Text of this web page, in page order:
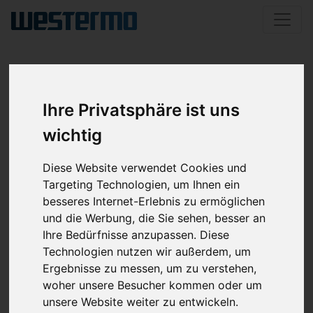
Ihre Privatsphäre ist uns
wichtig
Diese Website verwendet Cookies und
Targeting Technologien, um Ihnen ein
besseres Internet-Erlebnis zu ermöglichen
und die Werbung, die Sie sehen, besser an
Ihre Bedürfnisse anzupassen. Diese
Technologien nutzen wir außerdem, um
Ergebnisse zu messen, um zu verstehen,
woher unsere Besucher kommen oder um
unsere Website weiter zu entwickeln.
Ein verantwortungsbewusstes, umweltschonendes
und nachhaltiges Handeln ist in unseren
Unternehmenszielen verankert.
Der Wunsch nach nachhaltigem und umweltverträglichem
Handeln ist längst in der Industrie angekommen. Ein Thema,